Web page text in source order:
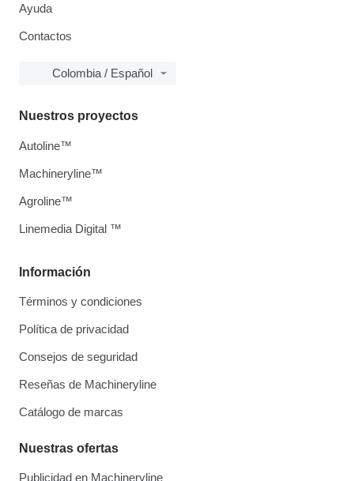
Ayuda
Contactos
Colombia / Español
Información
Términos y condiciones
Política de privacidad
Consejos de seguridad
Reseñas de Machineryline
Catálogo de marcas
Nuestras ofertas
Publicidad en Machineryline
Nuestros proyectos
Autoline™
Machineryline™
Agroline™
Linemedia Digital ™